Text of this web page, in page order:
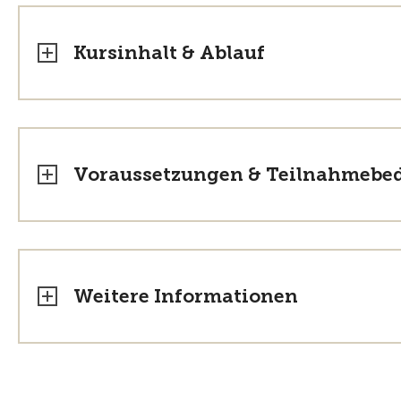
Kursinhalt & Ablauf
Voraussetzungen &
Weitere Informationen